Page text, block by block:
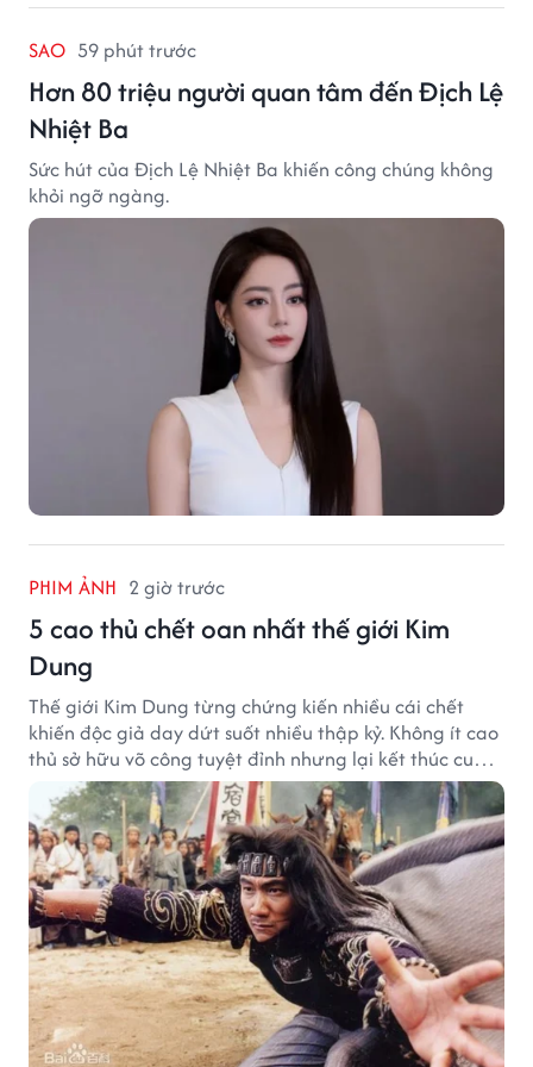
SAO 59 phút trước
Hơn 80 triệu người quan tâm đến Địch Lệ
Nhiệt Ba
Sức hút của Địch Lệ Nhiệt Ba khiến công chúng không
khỏi ngỡ ngàng.
PHIM ẢNH 2 giờ trước
5 cao thủ chết oan nhất thế giới Kim
Dung
Thế giới Kim Dung từng chứng kiến nhiều cái chết
khiến độc giả day dứt suốt nhiều thập kỷ. Không ít cao
thủ sở hữu võ công tuyệt đỉnh nhưng lại kết thúc cuộc
đời trong hoàn cảnh đầy tiếc nuối.